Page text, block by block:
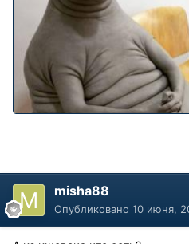
misha88
Опубликовано 10 июня,